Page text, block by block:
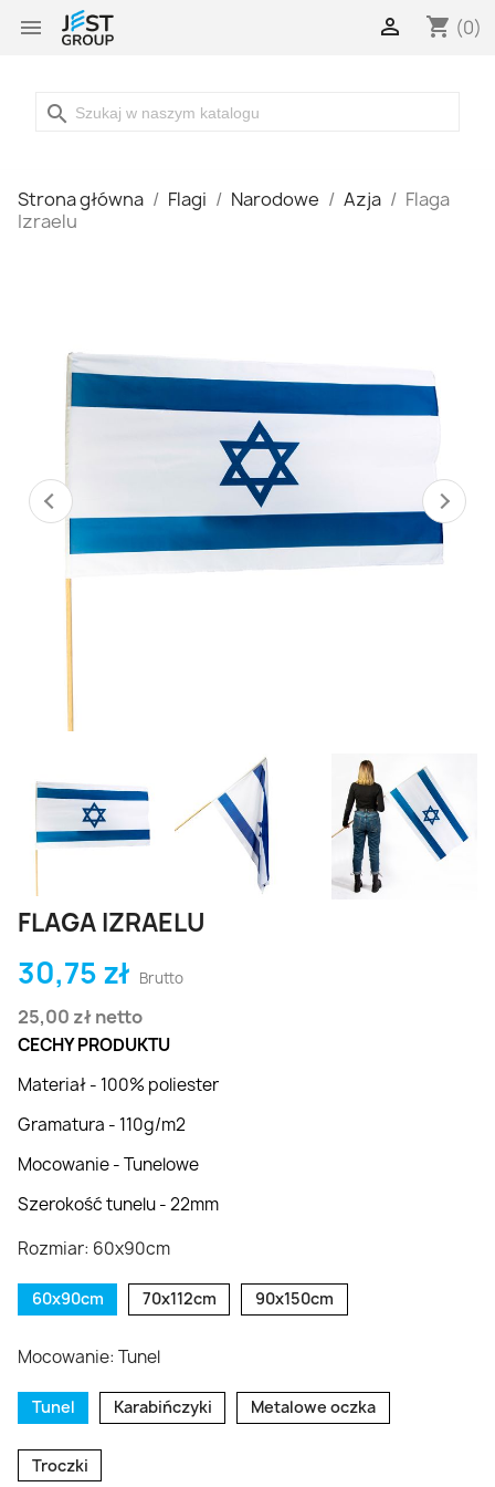
 shopping_cart (0)

search
Strona główna Flagi Narodowe Azja
Flaga
Izraelu
FLAGA IZRAELU
30,75 zł Brutto
25,00 zł netto
CECHY PRODUKTU
Materiał - 100% poliester
Gramatura - 110g/m2
Mocowanie - Tunelowe
Szerokość tunelu - 22mm
Rozmiar: 60x90cm
60x90cm 70x112cm 90x150cm
Mocowanie: Tunel
Tunel Karabińczyki Metalowe oczka
Troczki